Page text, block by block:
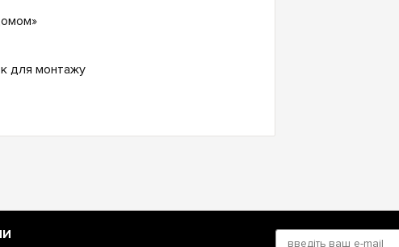
для монтажу